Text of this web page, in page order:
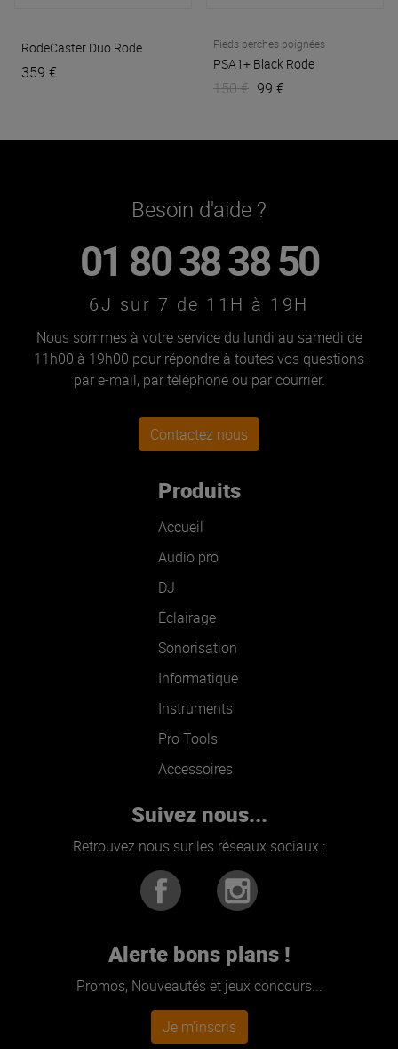
RodeCaster Duo Rode
359 €
Pieds perches poignées
PSA1+ Black Rode
150 € 99 €
Besoin d'aide ?
01 80 38 38 50
6J sur 7 de 11H à 19H
Nous sommes à votre service du lundi au samedi de
11h00 à 19h00 pour répondre à toutes vos questions
par e-mail, par téléphone ou par courrier.
Contactez nous
Produits
Accueil
Audio pro
DJ
Éclairage
Sonorisation
Informatique
Instruments
Pro Tools
Accessoires
Suivez nous...
Retrouvez nous sur les réseaux sociaux :
Alerte bons plans !
Promos, Nouveautés et jeux concours...
Je m'inscris